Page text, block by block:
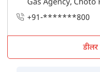
Gas Agency, Choto
हरियाणा - 124507
+91-*******800